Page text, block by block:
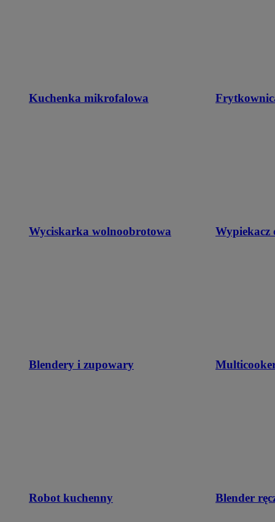
Kuchenka mikrofalowa
Wyciskarka wolnoobrotowa Wypiekacz
Blendery i zupowary
Robot kuchenny Blender